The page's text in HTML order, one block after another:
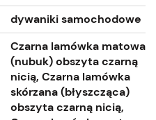
dywaniki samochodowe
Czarna lamówka matowa
(nubuk) obszyta czarną
nicią, Czarna lamówka
skórzana (błyszcząca)
obszyta czarną nicią,